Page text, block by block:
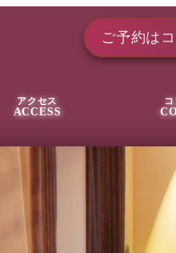
ご予約は
アクセス
ACCESS